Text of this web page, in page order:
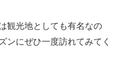
観光地としても有名なの
ンにぜひ一度訪れてみてく